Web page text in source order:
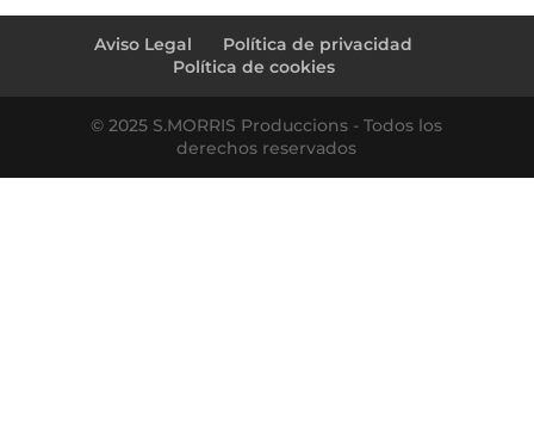
Aviso Legal
Política de privacidad
Política de cookies
© 2025 S.MORRIS Produccions - Todos los
derechos reservados